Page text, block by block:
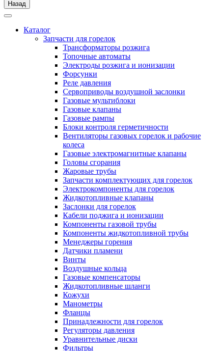
Назад
Каталог
Запчасти для горелок
Трансформаторы розжига
Топочные автоматы
Электроды розжига и ионизации
Форсунки
Реле давления
Сервоприводы воздушной заслонки
Газовые мультиблоки
Газовые клапаны
Газовые рампы
Блоки контроля герметичности
Вентиляторы газовых горелок и рабочие
колеса
Газовые электромагнитные клапаны
Головы сгорания
Жаровые трубы
Запчасти комплектующих для горелок
Электрокомпоненты для горелок
Жидкотопливные клапаны
Заслонки для горелок
Кабели поджига и ионизации
Компоненты газовой трубы
Компоненты жидкотопливной трубы
Менеджеры горения
Датчики пламени
Винты
Воздушные кольца
Газовые компенсаторы
Жидкотопливные шланги
Кожухи
Манометры
Фланцы
Принадлежности для горелок
Регуляторы давления
Уравнительные диски
Фильтры